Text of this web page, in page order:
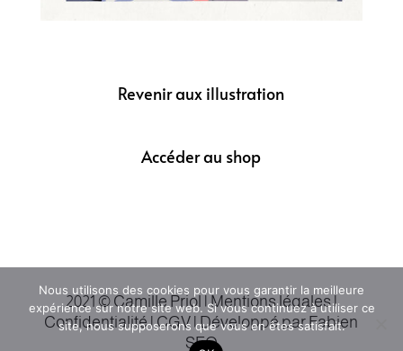
Revenir aux illustration
Accéder au shop
2021 © Camille Priol |Mentions légales|
Confidentialité |CGV |Développé par Fabien
SEO
Nous utilisons des cookies pour vous garantir la meilleure
expérience sur notre site web. Si vous continuez à utiliser ce
site, nous supposerons que vous en êtes satisfait.